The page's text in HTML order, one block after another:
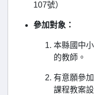
107號）
參加對象：
本縣國中
的教師。
有意願參
課程教案